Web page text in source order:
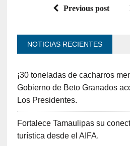
Previous post
NOTICIAS RECIENTES
¡30 toneladas de cacharros
Gobierno de Beto Granados
Los Presidentes.
Fortalece Tamaulipas su
turística desde el AIFA.